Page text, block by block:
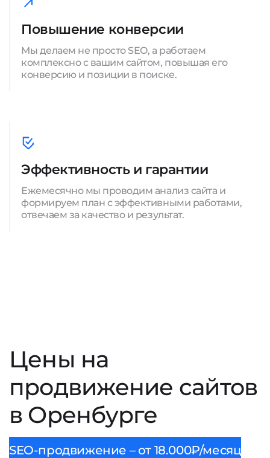
Повышение конверсии
Мы делаем не просто SEO, а работаем
комплексно с вашим сайтом, повышая его
конверсию и позиции в поиске.
Эффективность и гарантии
Ежемесячно мы проводим анализ сайта и
формируем план с эффективными работами,
отвечаем за качество и результат.
Цены на
продвижение сайтов
в Оренбурге
SEO-продвижение – от 18.000₽/месяц